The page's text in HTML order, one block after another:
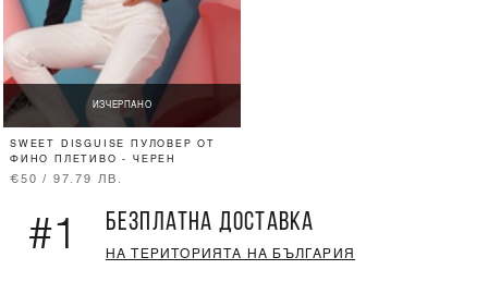
ИЗЧЕРПАНО
SWEET DISGUISE ПУЛОВЕР ОТ
ФИНО ПЛЕТИВО - ЧЕРЕН
€50 / 97.79 ЛВ.
#1 БЕЗПЛАТНА ДОСТАВКА
НА ТЕРИТОРИЯТА НА БЪЛГАРИЯ